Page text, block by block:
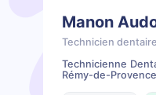
Manon
Technicien
Technicienne
Rémy-de-